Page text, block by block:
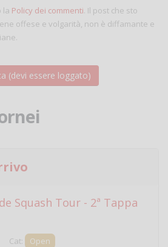
la Policy dei commenti. Il post che sto
offese e volgarità, non è diffamante e
Squash Tour - 2ª Tappa
Cat:
Open